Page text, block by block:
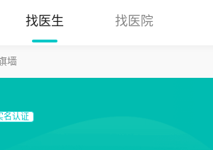
找医生 找医院
墙
名认证